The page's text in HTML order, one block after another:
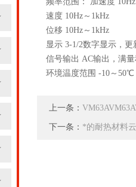
速度 10Hz～1kHz
位移 10Hz～1kHz
显示 3-1/2数字显示，
信号输出 AC输出，满
环境温度范围 -10～50℃
上一条：
下一条： *的耐热材料